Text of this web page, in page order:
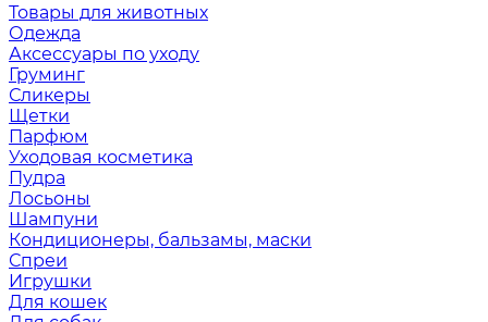
Товары для животных
Одежда
Аксессуары по уходу
Груминг
Сликеры
Щетки
Парфюм
Уходовая косметика
Пудра
Лосьоны
Шампуни
Кондиционеры, бальзамы, маски
Спреи
Игрушки
Для кошек